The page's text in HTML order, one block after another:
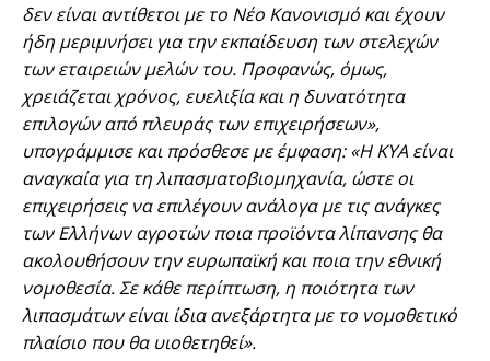
δεν είναι αντίθετοι με το Νέο Κανονισμό και έχουν
ήδη μεριμνήσει για την εκπαίδευση των στελεχών
των εταιρειών μελών του. Προφανώς, όμως,
χρειάζεται χρόνος, ευελιξία και η δυνατότητα
επιλογών από πλευράς των επιχειρήσεων»,
υπογράμμισε και πρόσθεσε με έμφαση: «Η ΚΥΑ είναι
αναγκαία για τη λιπασματοβιομηχανία, ώστε οι
επιχειρήσεις να επιλέγουν ανάλογα με τις ανάγκες
των Ελλήνων αγροτών ποια προϊόντα λίπανσης θα
ακολουθήσουν την ευρωπαϊκή και ποια την εθνική
νομοθεσία. Σε κάθε περίπτωση, η ποιότητα των
λιπασμάτων είναι ίδια ανεξάρτητα με το νομοθετικό
πλαίσιο που θα υιοθετηθεί».